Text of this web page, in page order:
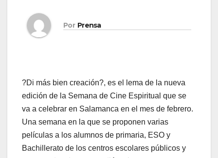
Por Prensa
?Di más bien creación?, es el lema de la nueva
edición de la Semana de Cine Espiritual que se
va a celebrar en Salamanca en el mes de febrero.
Una semana en la que se proponen varias
películas a los alumnos de primaria, ESO y
Bachillerato de los centros escolares públicos y